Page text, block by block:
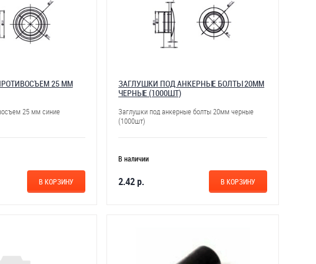
25 ММ
25 мм синие
В КОРЗИНУ
ЗАГЛУШКИ ПОД АНКЕРНЫЕ БОЛТЫ 20ММ
ЧЕРНЫЕ (1000ШТ)
Заглушки под анкерные болты 20мм черные
(1000шт)
В наличии
2.42 р. В КОРЗИНУ